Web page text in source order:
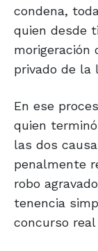
condena,
quien desde
morigeración
privado de la
En ese
quien
las dos
penalmente
robo
tenencia
concurso real